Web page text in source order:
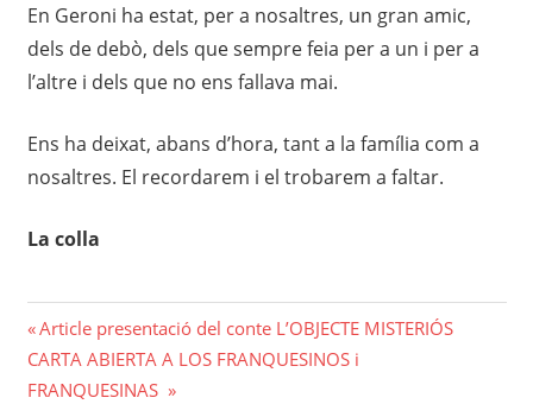
En Geroni ha estat, per a nosaltres, un gran amic,
dels de debò, dels que sempre feia per a un i per a
l’altre i dels que no ens fallava mai.
Ens ha deixat, abans d’hora, tant a la família com a
nosaltres. El recordarem i el trobarem a faltar.
La colla
Navegació
d'entrades
Previous
Post:
Article presentació del conte L’OBJECTE MISTERIÓS
Next
Post:
CARTA ABIERTA A LOS FRANQUESINOS i
FRANQUESINAS